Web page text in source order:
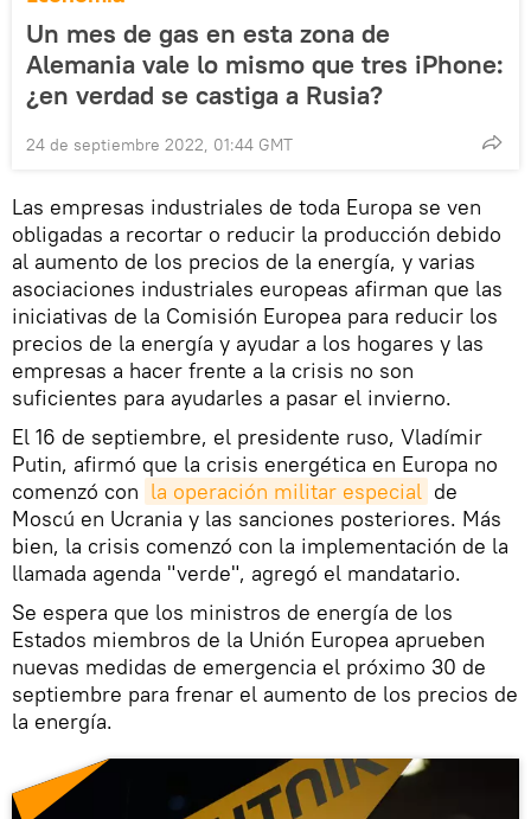
Un mes de gas en esta zona de
Alemania vale lo mismo que tres iPhone:
¿en verdad se castiga a Rusia?
24 de septiembre 2022, 01:44 GMT
Las empresas industriales de toda Europa se ven
obligadas a recortar o reducir la producción debido
al aumento de los precios de la energía, y varias
asociaciones industriales europeas afirman que las
iniciativas de la Comisión Europea para reducir los
precios de la energía y ayudar a los hogares y las
empresas a hacer frente a la crisis no son
suficientes para ayudarles a pasar el invierno.
El 16 de septiembre, el presidente ruso, Vladímir
Putin, afirmó que la crisis energética en Europa no
comenzó con la operación militar especial de
Moscú en Ucrania y las sanciones posteriores. Más
bien, la crisis comenzó con la implementación de la
llamada agenda "verde", agregó el mandatario.
Se espera que los ministros de energía de los
Estados miembros de la Unión Europea aprueben
nuevas medidas de emergencia el próximo 30 de
septiembre para frenar el aumento de los precios de
la energía.